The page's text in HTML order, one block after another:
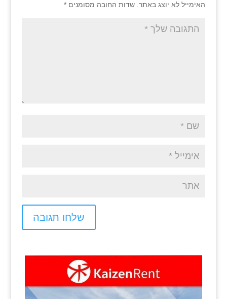
האימייל לא יוצג באתר. שדות החובה מסומנים *